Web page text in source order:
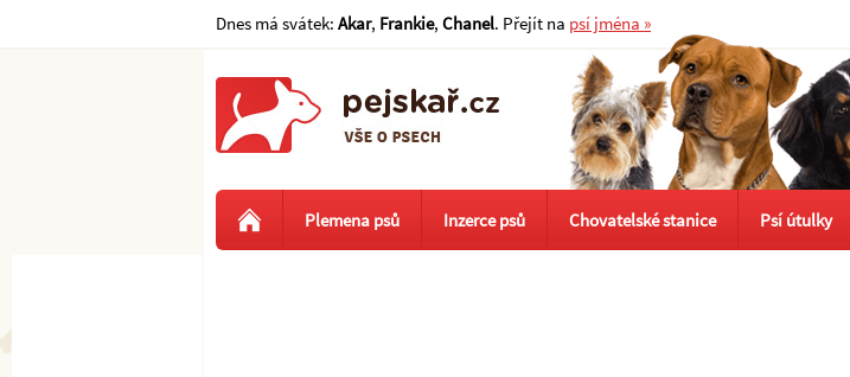
Plemena psů Inzerce psů Chovatelské stanice Psí útulky
Dnes má svátek: Akar, Frankie, Chanel. Přejít na psí jména »